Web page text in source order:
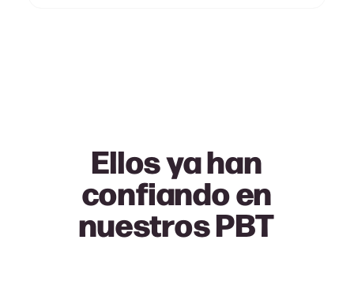
Ellos ya han
confiando en
nuestros PBT